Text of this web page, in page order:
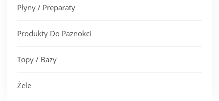
Płyny / Preparaty
Produkty Do Paznokci
Topy / Bazy
Żele